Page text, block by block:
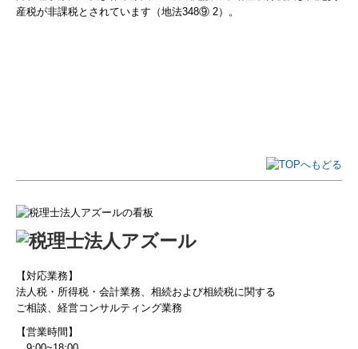
産税が非課税とされています（地法348⑨ 2）。
【対応業務】
法人税・所得税・会計業務、相続および相続税に関する
ご相談、経営コンサルティング業務
【営業時間】